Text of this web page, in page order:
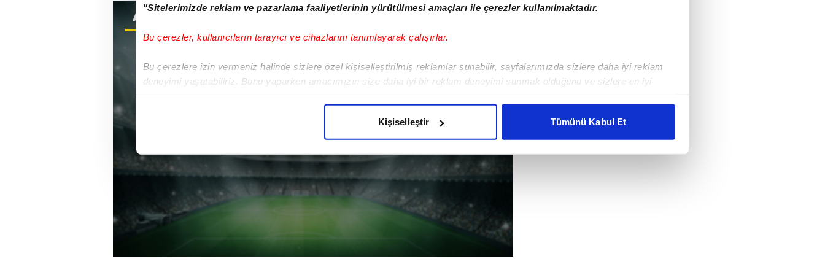
"Sitelerimizde reklam ve pazarlama faaliyetlerinin yürütülmesi amaçları ile çerezler kullanılmaktadır.
Bu çerezler, kullanıcıların tarayıcı ve cihazlarını tanımlayarak çalışırlar.
Bu çerezlere izin vermeniz halinde sizlere özel kişiselleştirilmiş reklamlar sunabilir, sayfalarımızda sizlere daha iyi reklam
deneyimi yaşatabiliriz. Bunu yaparken amacımızın size daha iyi bir reklam deneyimi sunmak olduğunu ve sizlere en iyi
Her halükârda, kullanıcılar, bu çerezlere izin vermedikleri takdirde, kullanıcılara hedefli reklamlar gösterilmeyecektir."
Sizlere daha iyi bir hizmet sunabilmek için İnternet Sitemizde kendimize ve üçüncü kişilere ait çerezler kullanılmaktadır. Bu
çerezler vasıtasıyla çeşitli kişisel verileriniz işlenmekte olup gerekli olan çerezler bilgi toplumu hizmetlerinin sunulması
amacıyla kullanılmaktadır. Diğer çerezler, sitemizin daha işlevsel kılınması ve kişiselleştirilmesi ve sizlere yönelik
reklam/pazarlama faaliyetlerinin yapılması, amaçlarıyla sınırlı olarak açık rızanız dahilinde kullanılacaktır.
Çerezlere ilişkin tercihlerinizi aşağıda yer alan panel vasıtasıyla belirleyebilirsiniz. Çerezlere ilişkin detaylı bilgi için Ayarlar
butonuna tıklayabilir,Çerez Bilgilendirme Metnimiziziyaret edebilirsiniz.
Kişiselleştir Tümünü Kabul Et
ASporCANLI YAYIN